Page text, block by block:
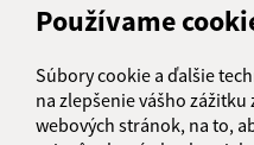
Používame
Súbory cookie a ďalšie
na zlepšenie vášho
webových stránok, na to,
Obecný
962 68